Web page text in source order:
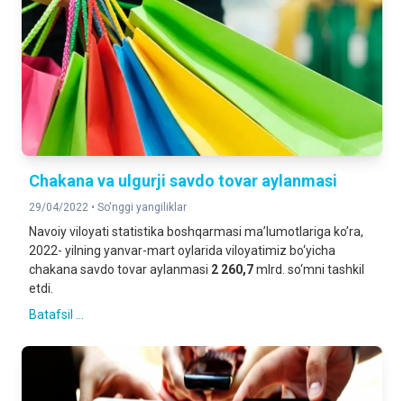
Chakana va ulgurji savdo tovar aylanmasi
29/04/2022 • So'nggi yangiliklar
Navoiy viloyati statistika boshqarmasi ma’lumotlariga ko’ra,
2022- yilning yanvar-mart oylarida viloyatimiz bo‘yicha
chakana savdo tovar aylanmasi 2 260,7mlrd. so‘mni tashkil
etdi.
Batafsil ...